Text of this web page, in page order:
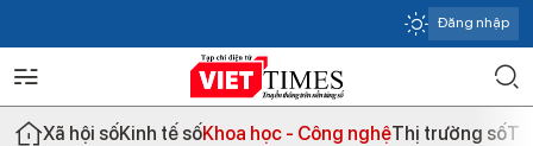
Đăng nhập
Xã hội sốKinh tế sốKhoa học - Công nghệThị trường số